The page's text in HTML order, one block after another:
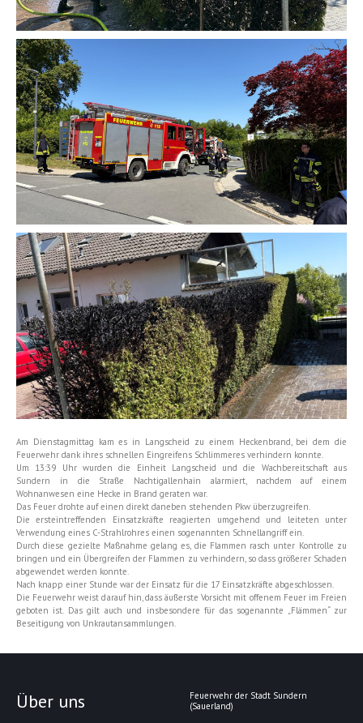
Am Dienstagmittag kam es in Langscheid zu einem Heckenbrand, bei dem die
Feuerwehr dank ihres schnellen Eingreifens Schlimmeres verhindern konnte.
Um 13:39 Uhr wurden die Einheit Langscheid und die Wachbereitschaft aus
Sundern in die Straße Nachtigallenhain alarmiert, nachdem auf einem
Wohnanwesen eine Hecke in Brand geraten war.
Das Feuer drohte auf einen direkt daneben stehenden Pkw überzugreifen.
Die ersteintreffenden Einsatzkräfte reagierten umgehend und leiteten unter
Verwendung eines C-Strahlrohres einen sogenannten Schnellangriff ein.
Durch diese gezielte Maßnahme gelang es, die Flammen rasch unter Kontrolle zu
bringen und ein Übergreifen der Flammen zu verhindern, so dass größerer Schaden
abgewendet werden konnte.
Nach knapp einer Stunde war der Einsatz für die 17 Einsatzkräfte abgeschlossen.
Die Feuerwehr weist darauf hin, dass äußerste Vorsicht mit offenem Feuer im Freien
geboten ist. Das gilt auch und insbesondere für das sogenannte „Flämmen“ zur
Beseitigung von Unkrautansammlungen.
Über uns
Feuerwehr der Stadt Sundern
(Sauerland)